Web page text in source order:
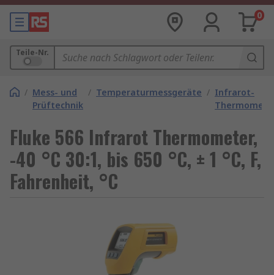
0
Teile-Nr.
/ Mess- und
Prüftechnik
/ Temperaturmessgeräte / Infrarot-
Fluke 566 Infrarot Thermometer,
-40 °C 30:1, bis 650 °C, ± 1 °C, F,
Fahrenheit, °C